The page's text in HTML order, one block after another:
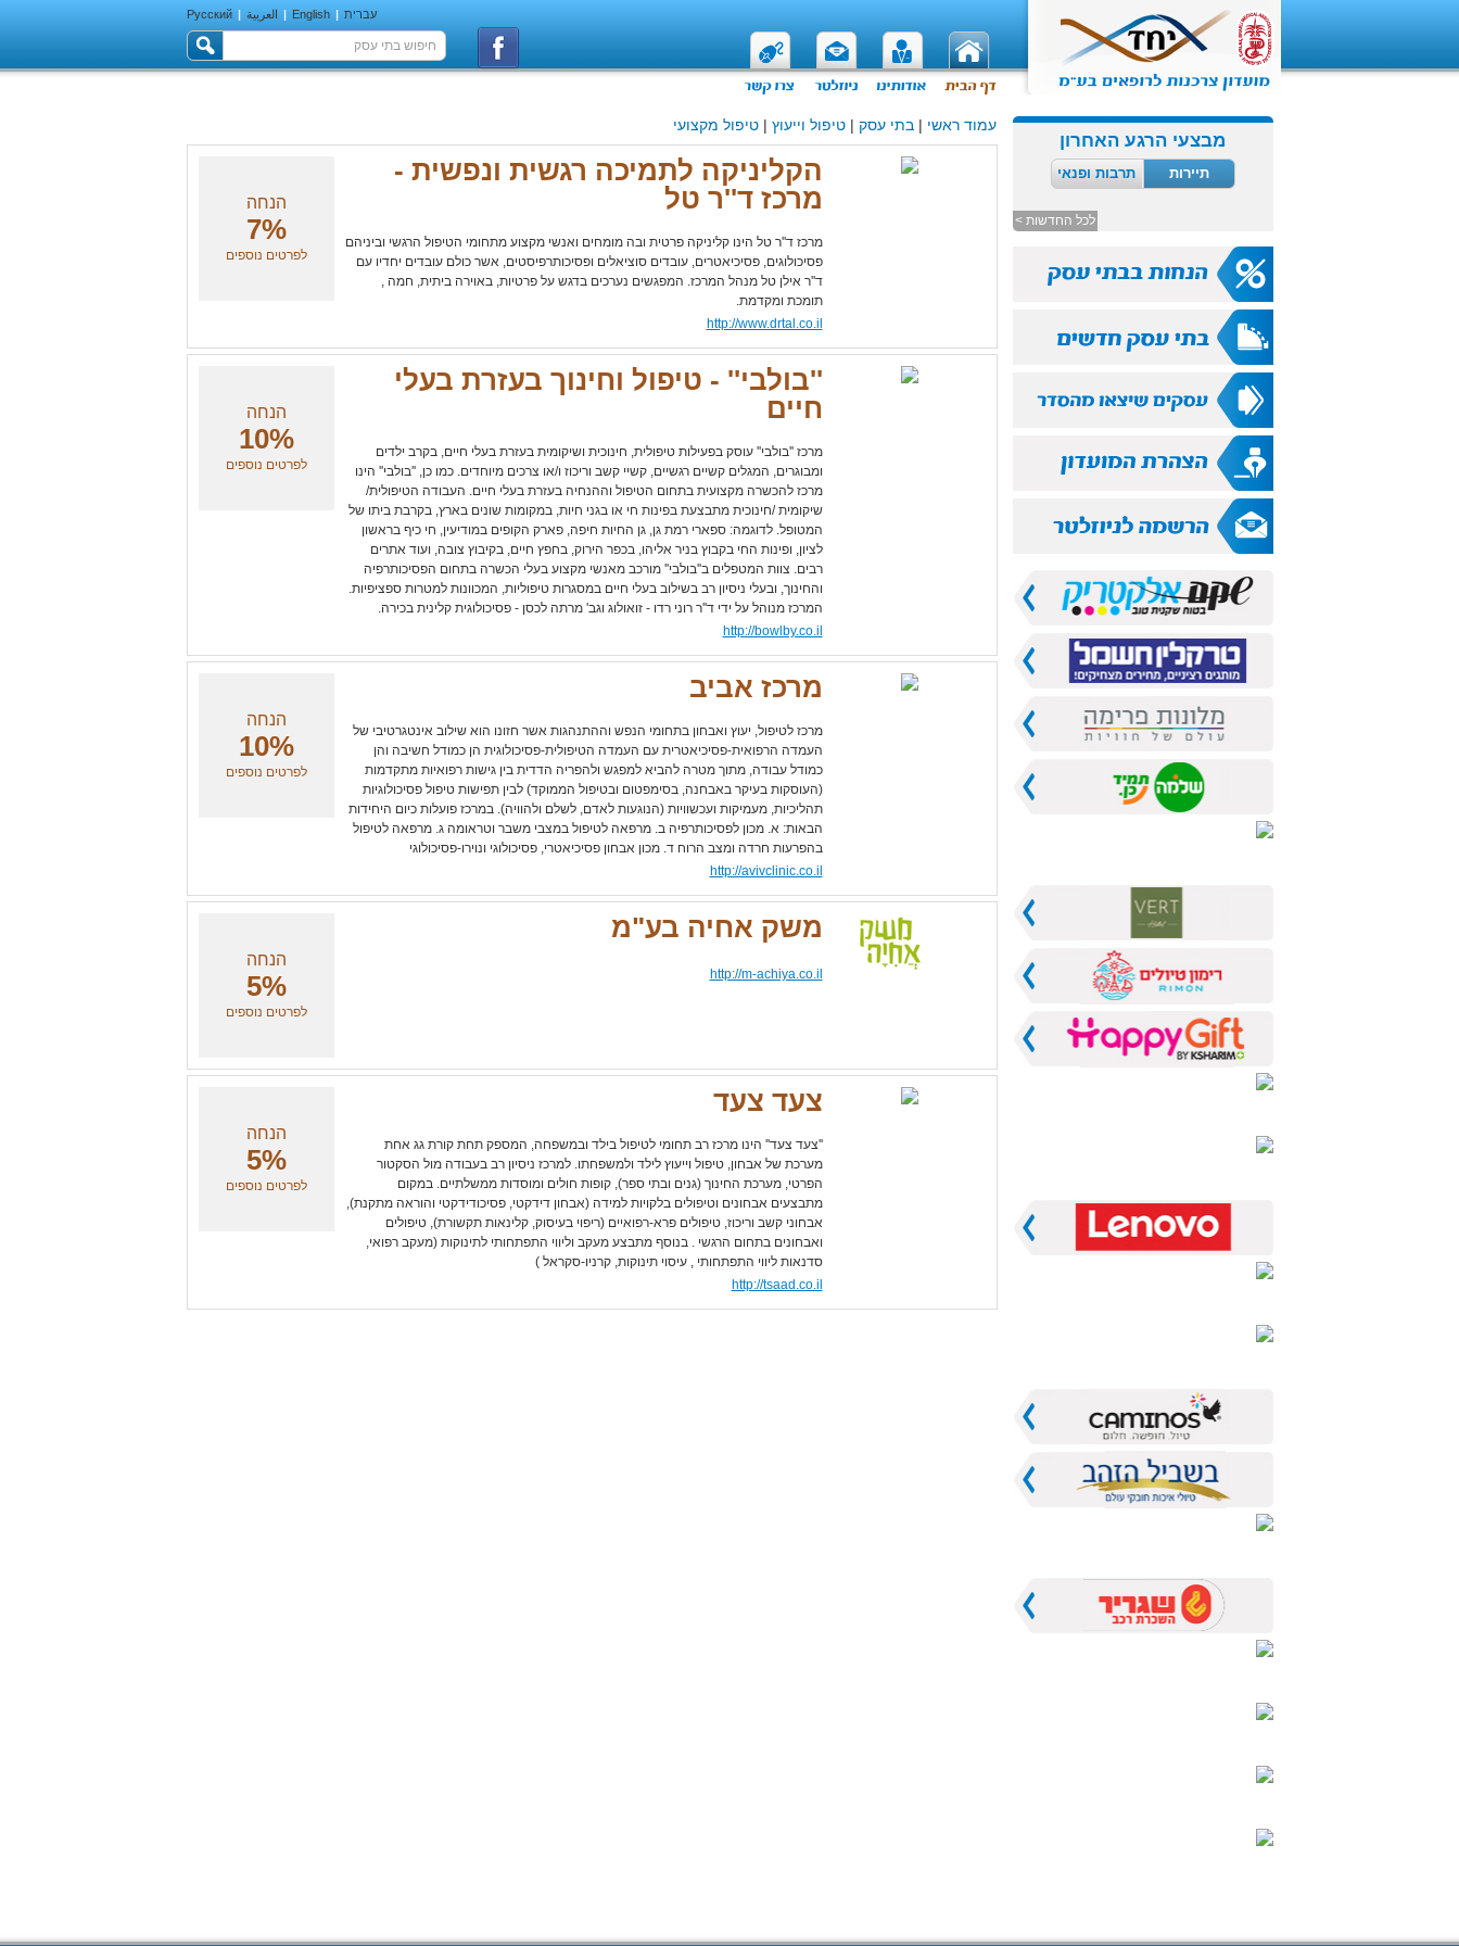
עברית |
English
| العربية |
Русский
מבצעי הרגע האחרון
תיירות תרבות ופנאי
לכל החדשות >
עמוד ראשי |בתי עסק |טיפול וייעוץ |טיפול מקצועי
הקליניקה לתמיכה רגשית ונפשית -
מרכז ד''ר טל
מרכז ד''ר טל הינו קליניקה פרטית ובה מומחים ואנשי מקצוע מתחומי הטיפול הרגשי וביניהם
פסיכולוגים, פסיכיאטרים, עובדים סוציאלים ופסיכותרפיסטים, אשר כולם עובדים יחדיו עם
ד''ר אילן טל מנהל המרכז. המפגשים נערכים בדגש על פרטיות, באוירה ביתית, חמה ,
תומכת ומקדמת.
http://www.drtal.co.il
הנחה
7%
לפרטים נוספים
''בולבי'' - טיפול וחינוך בעזרת בעלי
חיים
מרכז ''בולבי'' עוסק בפעילות טיפולית, חינוכית ושיקומית בעזרת בעלי חיים, בקרב ילדים
ומבוגרים, המגלים קשיים רגשיים, קשיי קשב וריכוז ו/או צרכים מיוחדים. כמו כן, ''בולבי'' הינו
מרכז להכשרה מקצועית בתחום הטיפול וההנחיה בעזרת בעלי חיים. העבודה הטיפולית/
שיקומית /חינוכית מתבצעת בפינות חי או בגני חיות, במקומות שונים בארץ, בקרבת ביתו של
המטופל. לדוגמה: ספארי רמת גן, גן החיות חיפה, פארק הקופים במודיעין, חי כיף בראשון
לציון, ופינות החי בקבוץ בניר אליהו, בכפר הירוק, בחפץ חיים, בקיבוץ צובה, ועוד אתרים
רבים. צוות המטפלים ב''בולבי'' מורכב מאנשי מקצוע בעלי הכשרה בתחום הפסיכותרפיה
והחינוך, ובעלי ניסיון רב בשילוב בעלי חיים במסגרות טיפוליות, המכוונות למטרות ספציפיות.
המרכז מנוהל על ידי ד''ר רוני רדו - זואולוג וגב' מרתה לכסן - פסיכולוגית קלינית בכירה.
http://bowlby.co.il
הנחה
10%
לפרטים נוספים
מרכז אביב
מרכז לטיפול, יעוץ ואבחון בתחומי הנפש וההתנהגות אשר חזונו הוא שילוב אינטגרטיבי של
העמדה הרפואית-פסיכיאטרית עם העמדה הטיפולית-פסיכולוגית הן כמודל חשיבה והן
כמודל עבודה, מתוך מטרה להביא למפגש ולהפריה הדדית בין גישות רפואיות מתקדמות
(העוסקות בעיקר באבחנה, בסימפטום ובטיפול הממוקד) לבין תפישות טיפול פסיכולוגיות
תהליכיות, מעמיקות ועכשוויות (הנוגעות לאדם, לשלם ולהוויה). במרכז פועלות כיום היחידות
הבאות: א. מכון לפסיכותרפיה ב. מרפאה לטיפול במצבי משבר וטראומה ג. מרפאה לטיפול
בהפרעות חרדה ומצב הרוח ד. מכון אבחון פסיכיאטרי, פסיכולוגי ונוירו-פסיכולוגי
http://avivclinic.co.il
הנחה
10%
לפרטים נוספים
משק אחיה בע"מ
http://m-achiya.co.il
הנחה
5%
לפרטים נוספים
צעד צעד
''צעד צעד'' הינו מרכז רב תחומי לטיפול בילד ובמשפחה, המספק תחת קורת גג אחת
מערכת של אבחון, טיפול וייעוץ לילד ולמשפחתו. למרכז ניסיון רב בעבודה מול הסקטור
הפרטי, מערכת החינוך (גנים ובתי ספר), קופות חולים ומוסדות ממשלתיים. במקום
מתבצעים אבחונים וטיפולים בלקויות למידה (אבחון דידקטי, פסיכודידקטי והוראה מתקנת),
אבחוני קשב וריכוז, טיפולים פרא-רפואיים (ריפוי בעיסוק, קלינאות תקשורת), טיפולים
ואבחונים בתחום הרגשי . בנוסף מתבצע מעקב וליווי התפתחותי לתינוקות (מעקב רפואי,
סדנאות ליווי התפתחותי , עיסוי תינוקות, קרניו-סקראל )
http://tsaad.co.il
הנחה
5%
לפרטים נוספים